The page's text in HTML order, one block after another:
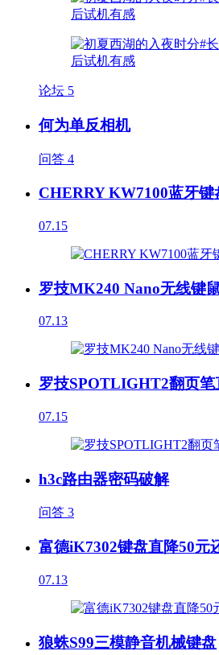
论坛 5
何为单反相机
问答 4
CHERRY KW7100蓝牙键
07.15
罗技MK240 Nano无线键
07.13
罗技SPOTLIGHT2翻页笔
07.15
h3c路由器密码破解
问答 3
富德iK7302键盘直降50元
07.13
狼蛛S99三模静音机械键盘